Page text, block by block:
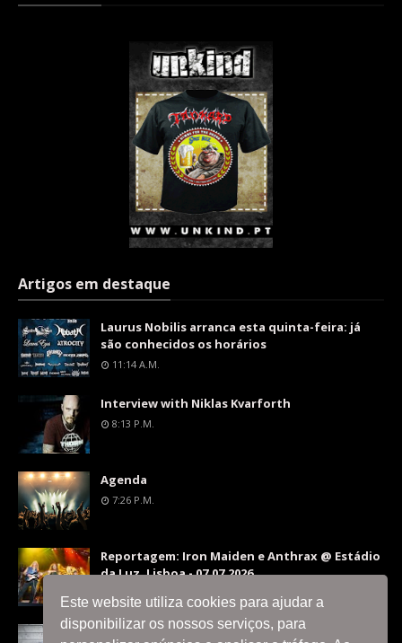
Este website utiliza cookies para ajudar a
disponibilizar os nossos serviços, para
Artigos em destaque
Laurus Nobilis arranca esta quinta-feira: já
são conhecidos os horários
11:14 A.m.
Interview with Niklas Kvarforth
8:13 P.m.
Agenda
7:26 P.m.
Reportagem: Iron Maiden e Anthrax @ Estádio
da Luz, Lisboa - 07.07.2026
9:36 P.m.
Interview with Silent Skies